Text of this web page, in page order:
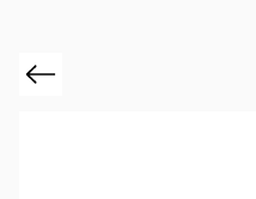
Previous